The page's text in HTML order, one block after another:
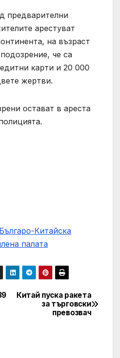
предварителни
арестуват
на възраст
че са
карти и 20 000
жертви.
остават в ареста
Китайска
палaта
Китай пуска ракета
за търговски
превозвач